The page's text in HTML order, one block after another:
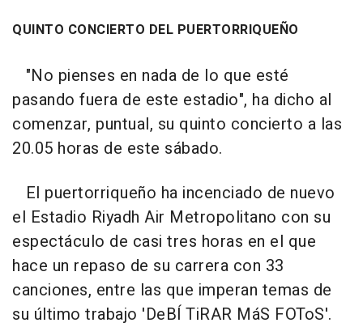
QUINTO CONCIERTO DEL PUERTORRIQUEÑO
"No pienses en nada de lo que esté
pasando fuera de este estadio", ha dicho al
comenzar, puntual, su quinto concierto a las
20.05 horas de este sábado.
El puertorriqueño ha incenciado de nuevo
el Estadio Riyadh Air Metropolitano con su
espectáculo de casi tres horas en el que
hace un repaso de su carrera con 33
canciones, entre las que imperan temas de
su último trabajo 'DeBÍ TiRAR MáS FOToS'.